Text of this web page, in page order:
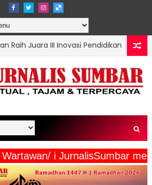
Pendidikan NASIONAL TMMD Ke-
Wartawan/ i